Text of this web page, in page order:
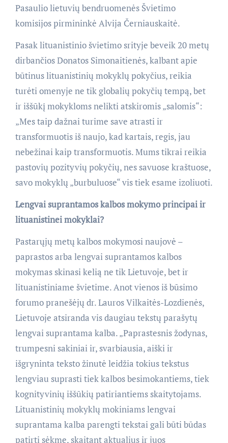
Pasaulio lietuvių bendruomenės Švietimo
komisijos pirmininkė Alvija Černiauskaitė.
Pasak lituanistinio švietimo srityje beveik 20 metų
dirbančios Donatos Simonaitienės, kalbant apie
būtinus lituanistinių mokyklų pokyčius, reikia
turėti omenyje ne tik globalių pokyčių tempą, bet
ir iššūkį mokykloms nelikti atskiromis „salomis“:
„Mes taip dažnai turime save atrasti ir
transformuotis iš naujo, kad kartais, regis, jau
nebežinai kaip transformuotis. Mums tikrai reikia
pastovių pozityvių pokyčių, nes savuose kraštuose,
savo mokyklų „burbuluose“ vis tiek esame izoliuoti.
Lengvai suprantamos kalbos mokymo principai ir
lituanistinei mokyklai?
Pastarųjų metų kalbos mokymosi naujovė –
paprastos arba lengvai suprantamos kalbos
mokymas skinasi kelią ne tik Lietuvoje, bet ir
lituanistiniame švietime. Anot vienos iš būsimo
forumo pranešėjų dr. Lauros Vilkaitės-Lozdienės,
Lietuvoje atsiranda vis daugiau tekstų parašytų
lengvai suprantama kalba. „Paprastesnis žodynas,
trumpesni sakiniai ir, svarbiausia, aiški ir
išgryninta teksto žinutė leidžia tokius tekstus
lengviau suprasti tiek kalbos besimokantiems, tiek
kognityvinių iššūkių patiriantiems skaitytojams.
Lituanistinių mokyklų mokiniams lengvai
suprantama kalba parengti tekstai gali būti būdas
patirti sėkmę, skaitant aktualius ir juos